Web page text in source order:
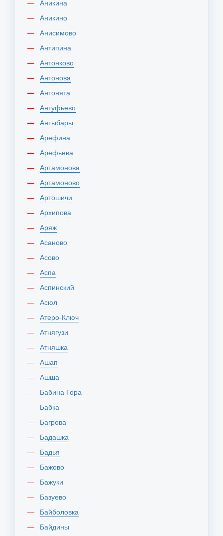
Аникина
Аникино
Анисимово
Антипина
Антонково
Антонова
Антонята
Антуфьево
Антыбары
Арефина
Арефьева
Артамонова
Артамоново
Артошичи
Архипова
Аряж
Асаново
Асово
Аспа
Аспинский
Асюл
Атеро-Ключ
Атнягузи
Атняшка
Ашап
Ашша
Бабина Гора
Бабка
Багрова
Бадашка
Бадья
Бажово
Бажуки
Базуево
Байболовка
Байдины